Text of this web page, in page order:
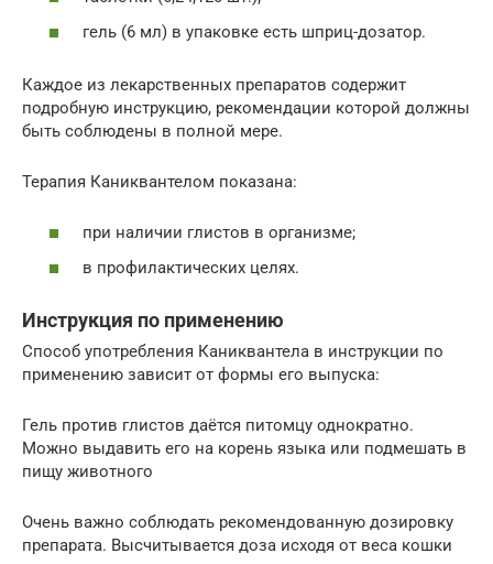
гель (6 мл) в упаковке есть шприц-дозатор.
Каждое из лекарственных препаратов содержит
подробную инструкцию, рекомендации которой должны
быть соблюдены в полной мере.
Терапия Каниквантелом показана:
при наличии глистов в организме;
в профилактических целях.
Инструкция по применению
Способ употребления Каниквантела в инструкции по
применению зависит от формы его выпуска:
Гель против глистов даётся питомцу однократно.
Можно выдавить его на корень языка или подмешать в
пищу животного
Очень важно соблюдать рекомендованную дозировку
препарата. Высчитывается доза исходя от веса кошки